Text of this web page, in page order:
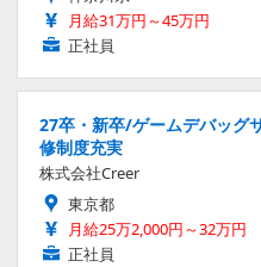
月給31万円～45万円
正社員
27卒・新卒/ゲームデバッグ
修制度充実
株式会社Creer
東京都
月給25万2,000円～32万円
正社員